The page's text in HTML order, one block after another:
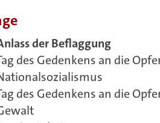
der Beflaggung
des Gedenkens an die
des Gedenkens an die